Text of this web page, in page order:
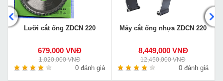
Lưỡi cắt ống ZDCN 220
679,000 VNĐ
1,020,000 VNĐ
0 đánh giá
Máy cắt ống nhựa ZDCN 220
8,449,000 VNĐ
12,450,000 VNĐ
0 đánh giá